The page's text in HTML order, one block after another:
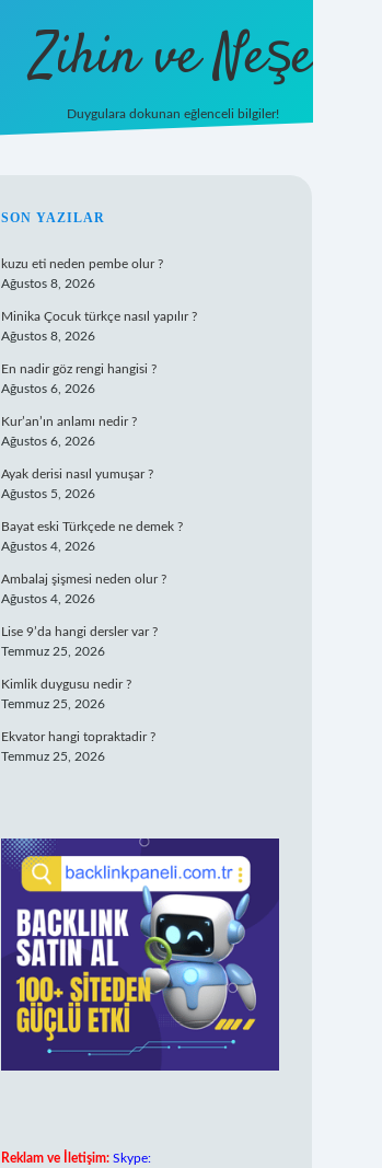
Zihin ve Neşe
Duygulara dokunan eğlenceli bilgiler!
SIDEBAR
SON YAZILAR
kuzu eti neden pembe olur ?
Ağustos 8, 2026
Minika Çocuk türkçe nasıl yapılır ?
Ağustos 8, 2026
En nadir göz rengi hangisi ?
Ağustos 6, 2026
Kur’an’ın anlamı nedir ?
Ağustos 6, 2026
Ayak derisi nasıl yumuşar ?
Ağustos 5, 2026
Bayat eski Türkçede ne demek ?
Ağustos 4, 2026
Ambalaj şişmesi neden olur ?
Ağustos 4, 2026
Lise 9’da hangi dersler var ?
Temmuz 25, 2026
Kimlik duygusu nedir ?
Temmuz 25, 2026
Ekvator hangi topraktadir ?
Temmuz 25, 2026
Reklam ve İletişim: Skype: